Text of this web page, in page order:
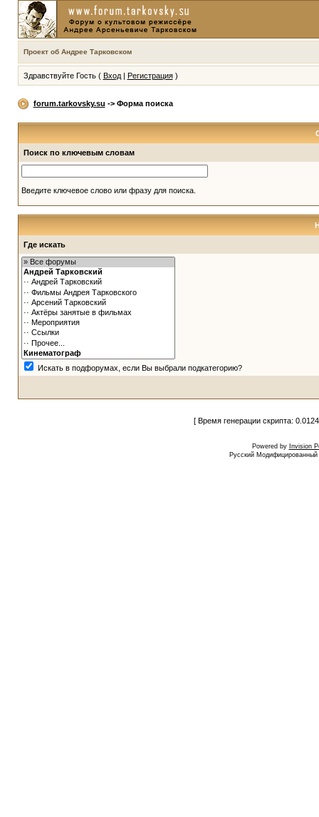
Проект об Андрее Тарковском
Здравствуйте Гость ( Вход| Регистрация)
forum.tarkovsky.su -> Форма поиска
Поиск по ключевым словам
Введите ключевое слово или фразу для поиска.
Где искать
Искать в подфорумах, если Вы выбрали подкатегорию?
[ Время генерации скрипта:
Powered by Invision
Русский